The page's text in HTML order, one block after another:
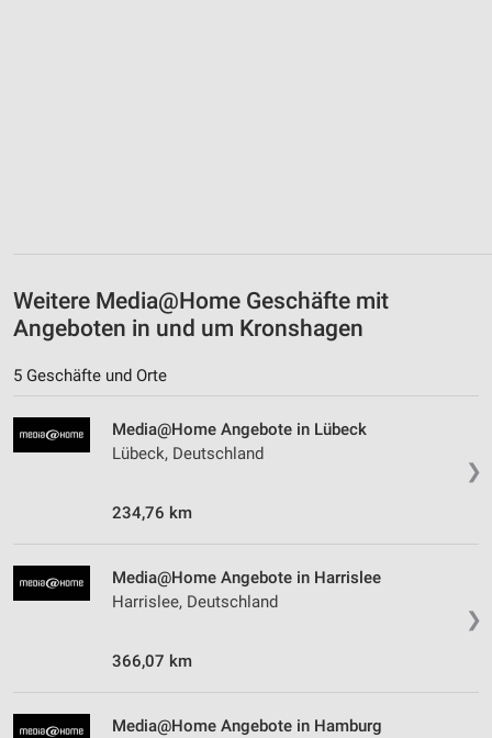
Weitere Media@Home Geschäfte mit
Angeboten in und um Kronshagen
5 Geschäfte und Orte
❯
Media@Home Angebote in Lübeck
Lübeck, Deutschland
234,76 km
❯
Media@Home Angebote in Harrislee
Harrislee, Deutschland
366,07 km
Media@Home Angebote in Hamburg